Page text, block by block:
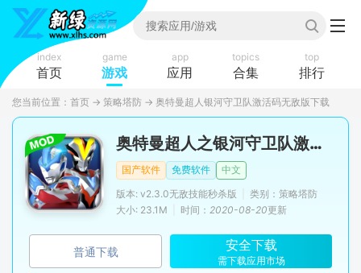
index
首页
game
游戏
app
应用
topics
合集
top
排行
您当前位置： 首页 → 策略塔防 → 奥特曼超人银河守卫队激活码无敌版下载
奥特曼超人之银河守卫队激活码版
国产软件 免费软件
中文
版本: v2.3.0无敌技能秒杀版
类别：策略塔防
大小: 23.1M
时间： 2020-08-20更新
普通下载 安全下载
需下载应用市场